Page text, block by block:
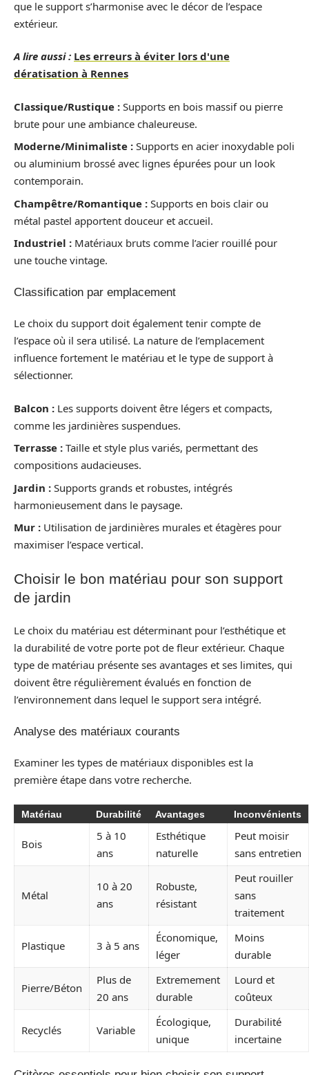
que le support s’harmonise avec le décor de l’espace
extérieur.
A lire aussi : Les erreurs à éviter lors d'une
dératisation à Rennes
Classique/Rustique : Supports en bois massif ou pierre
brute pour une ambiance chaleureuse.
Moderne/Minimaliste : Supports en acier inoxydable poli
ou aluminium brossé avec lignes épurées pour un look
contemporain.
Champêtre/Romantique : Supports en bois clair ou
métal pastel apportent douceur et accueil.
Industriel : Matériaux bruts comme l’acier rouillé pour
une touche vintage.
Classification par emplacement
Le choix du support doit également tenir compte de
l’espace où il sera utilisé. La nature de l’emplacement
influence fortement le matériau et le type de support à
sélectionner.
Balcon : Les supports doivent être légers et compacts,
comme les jardinières suspendues.
Terrasse : Taille et style plus variés, permettant des
compositions audacieuses.
Jardin : Supports grands et robustes, intégrés
harmonieusement dans le paysage.
Mur : Utilisation de jardinières murales et étagères pour
maximiser l’espace vertical.
Choisir le bon matériau pour son support
de jardin
Le choix du matériau est déterminant pour l’esthétique et
la durabilité de votre porte pot de fleur extérieur. Chaque
type de matériau présente ses avantages et ses limites, qui
doivent être régulièrement évalués en fonction de
l’environnement dans lequel le support sera intégré.
Analyse des matériaux courants
Examiner les types de matériaux disponibles est la
première étape dans votre recherche.
Matériau Durabilité Avantages Inconvénients
Bois
5 à 10
ans
Esthétique
naturelle
Peut moisir
sans entretien
Métal
10 à 20
ans
Robuste,
résistant
Peut rouiller
sans
traitement
Plastique 3 à 5 ans
Économique,
léger
Moins
durable
Pierre/Béton
Plus de
20 ans
Extremement
durable
Lourd et
coûteux
Recyclés Variable
Écologique,
unique
Durabilité
incertaine